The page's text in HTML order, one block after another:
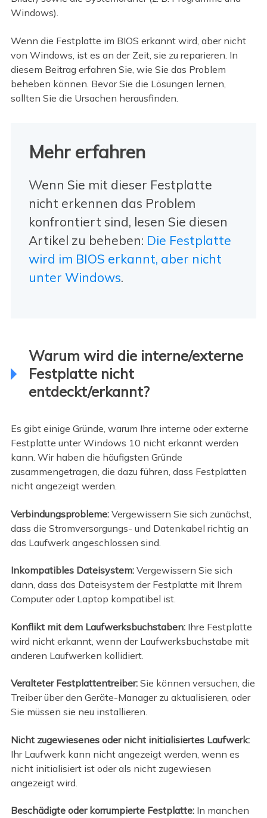
Windows).
Wenn die Festplatte im BIOS erkannt wird, aber nicht
von Windows, ist es an der Zeit, sie zu reparieren. In
diesem Beitrag erfahren Sie, wie Sie das Problem
beheben können. Bevor Sie die Lösungen lernen,
sollten Sie die Ursachen herausfinden.
Mehr erfahren
Wenn Sie mit dieser Festplatte
nicht erkennen das Problem
konfrontiert sind, lesen Sie diesen
Artikel zu beheben: Die Festplatte
wird im BIOS erkannt, aber nicht
unter Windows.
Warum wird die interne/externe
Festplatte nicht
entdeckt/erkannt?
Es gibt einige Gründe, warum Ihre interne oder externe
Festplatte unter Windows 10 nicht erkannt werden
kann. Wir haben die häufigsten Gründe
zusammengetragen, die dazu führen, dass Festplatten
nicht angezeigt werden.
Verbindungsprobleme: Vergewissern Sie sich zunächst,
dass die Stromversorgungs- und Datenkabel richtig an
das Laufwerk angeschlossen sind.
Inkompatibles Dateisystem: Vergewissern Sie sich
dann, dass das Dateisystem der Festplatte mit Ihrem
Computer oder Laptop kompatibel ist.
Konflikt mit dem Laufwerksbuchstaben:Ihre Festplatte
wird nicht erkannt, wenn der Laufwerksbuchstabe mit
anderen Laufwerken kollidiert.
Veralteter Festplattentreiber:Sie können versuchen, die
Treiber über den Geräte-Manager zu aktualisieren, oder
Sie müssen sie neu installieren.
Nicht zugewiesenes oder nicht initialisiertes Laufwerk:
Ihr Laufwerk kann nicht angezeigt werden, wenn es
nicht initialisiert ist oder als nicht zugewiesen
angezeigt wird.
Beschädigte oder korrumpierte Festplatte:In manchen